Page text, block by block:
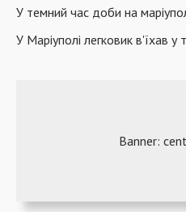
У темний час доби на
У Маріуполі легковик в'їхав у